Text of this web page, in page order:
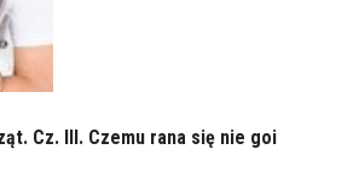
Cz. III. Czemu rana się nie goi